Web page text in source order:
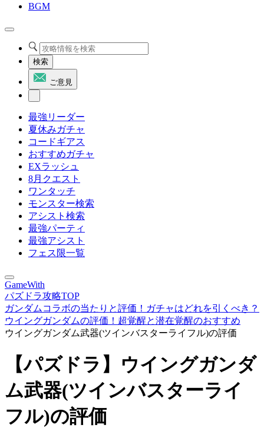
BGM
検索
ご意見
最強リーダー
夏休みガチャ
コードギアス
おすすめガチャ
EXラッシュ
8月クエスト
ワンタッチ
モンスター検索
アシスト検索
最強パーティ
最強アシスト
フェス限一覧
GameWith
パズドラ攻略TOP
ガンダムコラボの当たりと評価！ガチャはどれを引くべき？
ウイングガンダムの評価！超覚醒と潜在覚醒のおすすめ
ウイングガンダム武器(ツインバスターライフル)の評価
【パズドラ】ウイングガンダ
ム武器(ツインバスターライ
フル)の評価